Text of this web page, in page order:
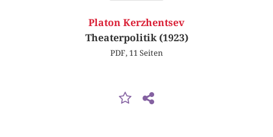
Platon Kerzhentsev
Theaterpolitik (1923)
PDF, 11 Seiten